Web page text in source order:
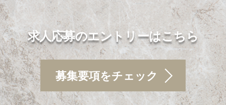
求人応募のエントリーはこちら
募集要項をチェック